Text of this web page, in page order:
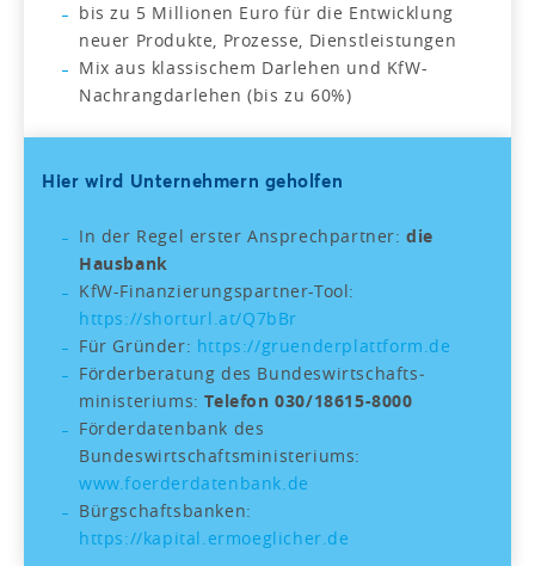
bis zu 5 Millionen Euro für die Entwicklung
neuer Produkte, Prozesse, Dienstleistungen
Mix aus klassischem Darlehen und KfW-
Nachrangdarlehen (bis zu 60%)
Hier wird Unternehmern geholfen
In der Regel erster Ansprechpartner:die
Hausbank
KfW-Finanzierungspartner-Tool:
https://shorturl.at/Q7bBr
Für Gründer: https://gruenderplattform.de
Förderberatung des Bundeswirtschafts­
ministeriums:Telefon 030/18615-8000
Förderdatenbank des
Bundeswirtschaftsministeriums:
www.foerderdatenbank.de
Bürgschaftsbanken:
https://kapital.ermoeglicher.de